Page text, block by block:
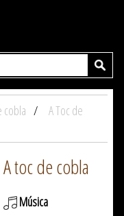
cobla
A Toc de
A toc de cobla
Música